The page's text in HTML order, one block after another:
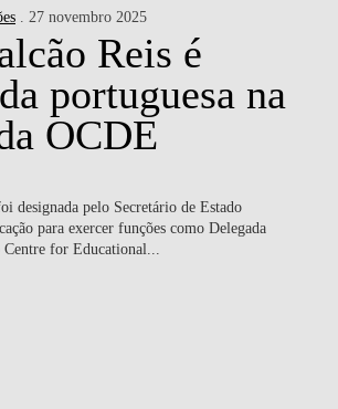
. 27 novembro 2025
Reis é
portuguesa na
OCDE
designada pelo Secretário de Estado
para exercer funções como Delegada
for Educational...